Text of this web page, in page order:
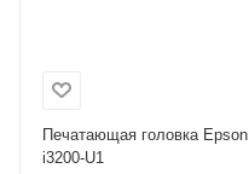
Печатающая головка Epson
i3200-U1